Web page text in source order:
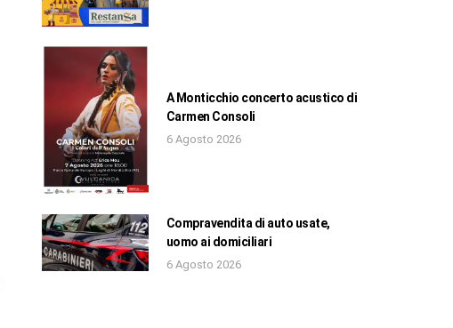
A Monticchio concerto acustico di
Carmen Consoli
6 Agosto 2026
Compravendita di auto usate,
uomo ai domiciliari
6 Agosto 2026